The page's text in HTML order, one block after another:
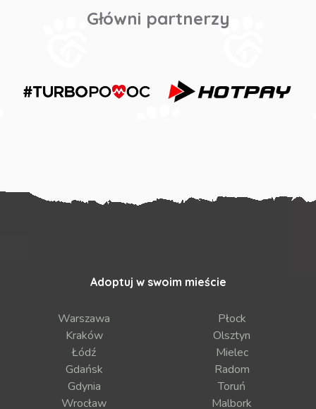
Główni partnerzy
Adoptuj w swoim mieście
Warszawa
Kraków
Łódź
Gdańsk
Gdynia
Wrocław
Płock
Olsztyn
Mielec
Radom
Toruń
Malbork